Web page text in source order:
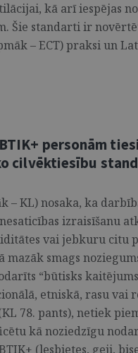
kā arī iespējas
Šie standarti ir
– ECT) praksi un
personām
cilvēktiesību
KL) nosaka, ka
izraisīšanu
vai jebkuru citu
smags
“būtisks
etniskā, rasu vai
78. pants), netiek
kā noziedzīgu
(lesbietes, geji,